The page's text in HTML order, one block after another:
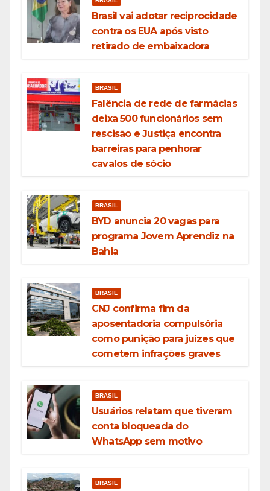
Brasil vai adotar reciprocidade
contra os EUA após visto
retirado de embaixadora
BRASIL
Falência de rede de farmácias
deixa 500 funcionários sem
rescisão e Justiça encontra
barreiras para penhorar
cavalos de sócio
BRASIL
BYD anuncia 20 vagas para
programa Jovem Aprendiz na
Bahia
BRASIL
CNJ confirma fim da
aposentadoria compulsória
como punição para juízes que
cometem infrações graves
BRASIL
Usuários relatam que tiveram
conta bloqueada do
WhatsApp sem motivo
BRASIL